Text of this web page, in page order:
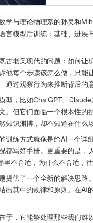
学与理论物理系的孙昊和
言模型后训练：基础、进
古老又现代的问题：如何
他每个步骤该怎么做，只能
过观察行为来推断背后的意
型，比如ChatGPT、
。但它们面临一个根本性
知识渊博，却不知道在什么
训练方式就像是给AI一个详
都写好手册。更重要的是
不合适，为什么不合适，
提供了一个全新的解决思
出其中的规律和原则。在
于，它能够处理那些我们